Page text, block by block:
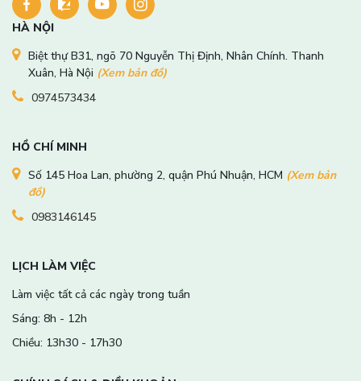
HÀ NỘI
Biệt thự B31, ngõ 70 Nguyễn Thị Định, Nhân Chính. Thanh
Xuân, Hà Nội (Xem bản đồ)
0974573434
HỒ CHÍ MINH
Số 145 Hoa Lan, phường 2, quận Phú Nhuận, HCM (Xem bản
đồ)
0983146145
LỊCH LÀM VIỆC
Làm việc tất cả các ngày trong tuần
Sáng: 8h - 12h
Chiều: 13h30 - 17h30